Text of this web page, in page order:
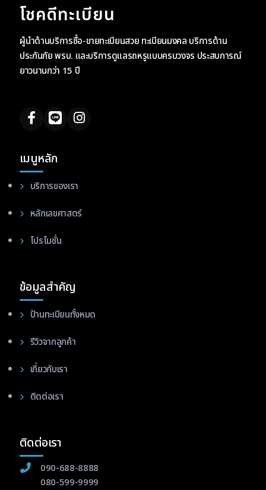
โชคดีทะเบียน
ผู้นำด้านบริการซื้อ-ขายทะเบียนสวย ทะเบียนมงคล บริการด้าน
ประกันภัย พรบ. และบริการดูแลรถหรูแบบครบวงจร ประสบการณ์
ยาวนานกว่า 15 ปี
เมนูหลัก
บริการของเรา
หลักเลขศาสตร์
โปรโมชั่น
ข้อมูลสำคัญ
ป้านทะเบียนทั้งหมด
รีวิวจากลูกค้า
เกี่ยวกับเรา
ติดต่อเรา
ติดต่อเรา
090-688-8888
080-599-9999